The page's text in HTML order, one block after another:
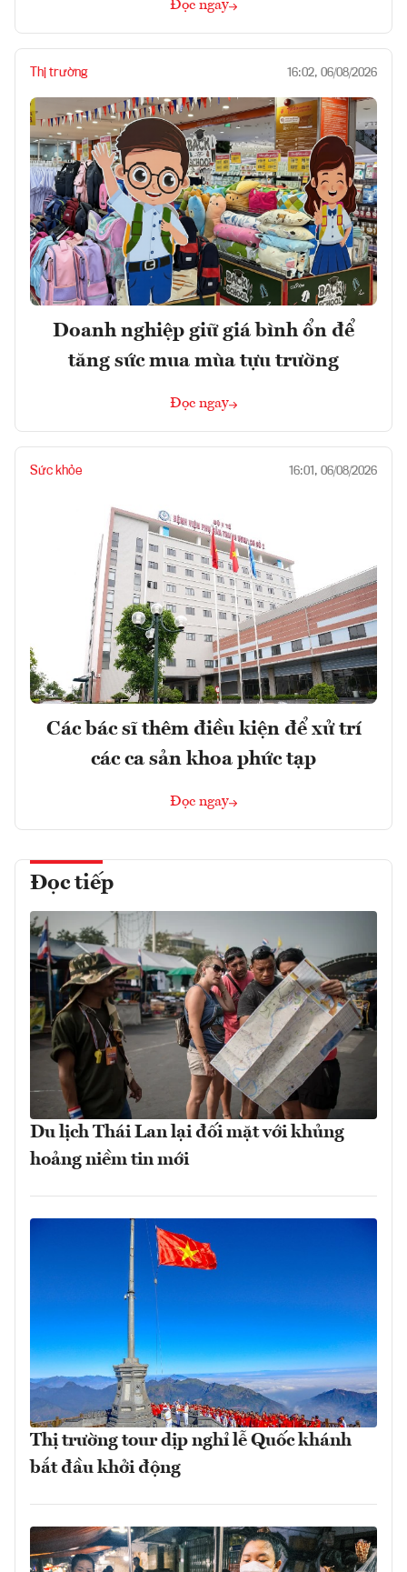
Đọc ngay
Thị trường 16:02, 06/08/2026
Doanh nghiệp giữ giá bình ổn để
tăng sức mua mùa tựu trường
Đọc ngay
Sức khỏe 16:01, 06/08/2026
Các bác sĩ thêm điều kiện để xử trí
các ca sản khoa phức tạp
Đọc ngay
Đọc tiếp
Du lịch Thái Lan lại đối mặt với khủng
hoảng niềm tin mới
Thị trường tour dịp nghỉ lễ Quốc khánh
bắt đầu khởi động